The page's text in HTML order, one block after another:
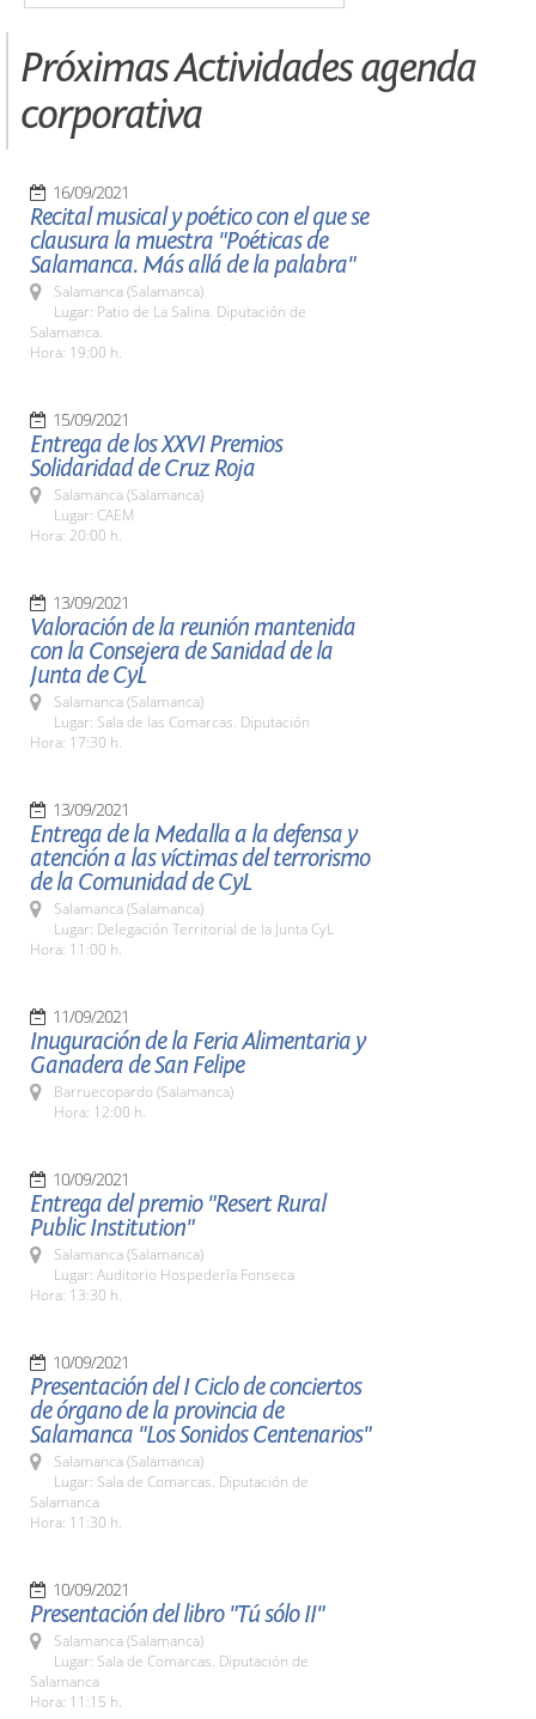
Próximas Actividades agenda
corporativa
16/09/2021
Recital musical y poético con el que se
clausura la muestra "Poéticas de
Salamanca. Más allá de la palabra"
Salamanca (Salamanca)
Lugar: Patio de La Salina. Diputación de
Salamanca.
Hora: 19:00 h.
15/09/2021
Entrega de los XXVI Premios
Solidaridad de Cruz Roja
Salamanca (Salamanca)
Lugar: CAEM
Hora: 20:00 h.
13/09/2021
Valoración de la reunión mantenida
con la Consejera de Sanidad de la
Junta de CyL
Salamanca (Salamanca)
Lugar: Sala de las Comarcas. Diputación
Hora: 17:30 h.
13/09/2021
Entrega de la Medalla a la defensa y
atención a las víctimas del terrorismo
de la Comunidad de CyL
Salamanca (Salamanca)
Lugar: Delegación Territorial de la Junta CyL
Hora: 11:00 h.
11/09/2021
Inuguración de la Feria Alimentaria y
Ganadera de San Felipe
Barruecopardo (Salamanca)
Hora: 12:00 h.
10/09/2021
Entrega del premio "Resert Rural
Public Institution"
Salamanca (Salamanca)
Lugar: Auditorio Hospedería Fonseca
Hora: 13:30 h.
10/09/2021
Presentación del I Ciclo de conciertos
de órgano de la provincia de
Salamanca "Los Sonidos Centenarios"
Salamanca (Salamanca)
Lugar: Sala de Comarcas. Diputación de
Salamanca
Hora: 11:30 h.
10/09/2021
Presentación del libro "Tú sólo II"
Salamanca (Salamanca)
Lugar: Sala de Comarcas. Diputación de
Salamanca
Hora: 11:15 h.